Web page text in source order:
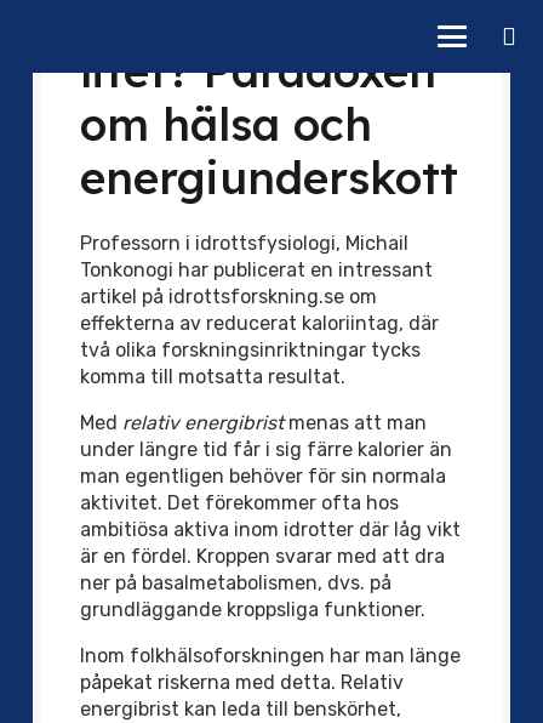
Mycket mat eller
litet? Paradoxen
om hälsa och
energiunderskott
Professorn i idrottsfysiologi, Michail
Tonkonogi har publicerat en intressant
artikel på idrottsforskning.se om
effekterna av reducerat kaloriintag, där
två olika forskningsinriktningar tycks
komma till motsatta resultat.
Med relativ energibristmenas att man
under längre tid får i sig färre kalorier än
man egentligen behöver för sin normala
aktivitet. Det förekommer ofta hos
ambitiösa aktiva inom idrotter där låg vikt
är en fördel. Kroppen svarar med att dra
ner på basalmetabolismen, dvs. på
grundläggande kroppsliga funktioner.
Inom folkhälsoforskningen har man länge
påpekat riskerna med detta. Relativ
energibrist kan leda till benskörhet,